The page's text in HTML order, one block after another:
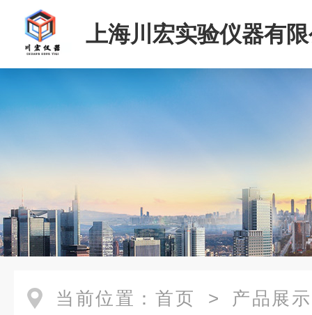
上海川宏实验仪器有
当前位置： 首页 > 产品展示